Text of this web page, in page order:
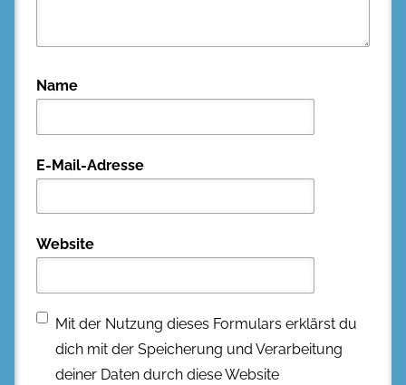
Name
E-Mail-Adresse
Website
Mit der Nutzung dieses Formulars erklärst du
dich mit der Speicherung und Verarbeitung
deiner Daten durch diese Website